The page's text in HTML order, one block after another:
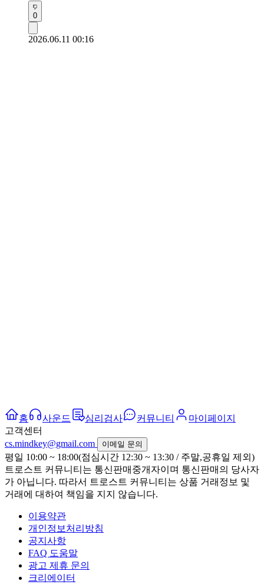
0
2026.06.11 00:16
홈 사운드 심리검사 커뮤니티
마이페이지
고객센터
cs.mindkey@gmail.com
이메일 문의
평일 10:00 ~ 18:00(점심시간 12:30 ~ 13:30 / 주말,공휴일 제외)
트로스트 커뮤니티는 통신판매중개자이며 통신판매의 당사자
가 아닙니다. 따라서 트로스트 커뮤니티는 상품 거래정보 및
거래에 대하여 책임을 지지 않습니다.
이용약관
개인정보처리방침
공지사항
FAQ 도움말
광고 제휴 문의
크리에이터